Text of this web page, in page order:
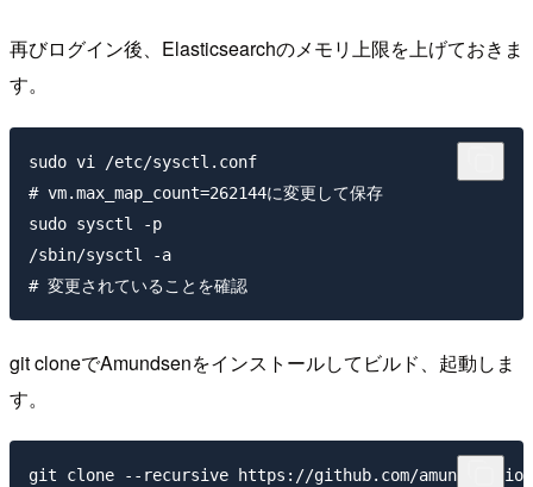
再びログイン後、Elasticsearchのメモリ上限を上げておきま
す。
sudo vi /etc/sysctl.conf
# vm.max_map_count=262144に変更して保存
sudo sysctl -p
/sbin/sysctl -a
git cloneでAmundsenをインストールしてビルド、起動しま
す。
git clone --recursive https://github.com/amundsen-io/